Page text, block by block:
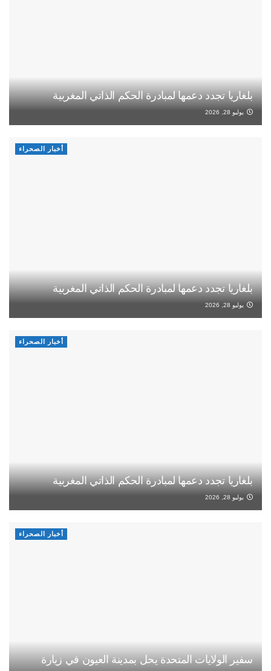
بلغاريا تجدد دعمها لمبادرة الحكم الذاتي المغربية
يوليو 28, 2026
أخبار الصحراء
بلغاريا تجدد دعمها لمبادرة الحكم الذاتي المغربية
يوليو 28, 2026
أخبار الصحراء
بلغاريا تجدد دعمها لمبادرة الحكم الذاتي المغربية
يوليو 28, 2026
أخبار الصحراء
سفير الولايات المتحدة يحل بمدينة العيون في زيارة